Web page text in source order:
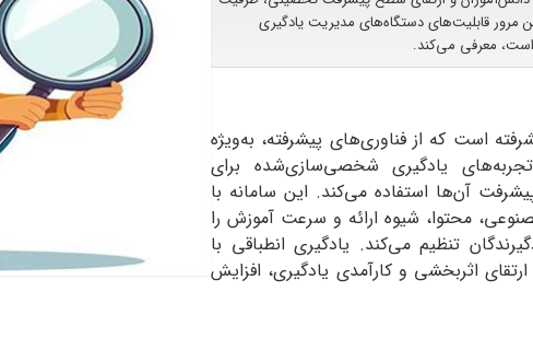
قابلیت‌های دستگاه‌های مدیریت یادگیری
است، معرفی می‌‌کند.
است که از فناوری‌های پیشرفته، به‌ویژه
یادگیری شخصی‌سازی‌شده برای
آن‌ها استفاده می‌کند. این سامانه با
محتوا، شیوه ارائه و سرعت آموزش را
تنظیم می‌کند. یادگیری انطباقی با
اثربخشی و کارآمدی یادگیری، افزایش